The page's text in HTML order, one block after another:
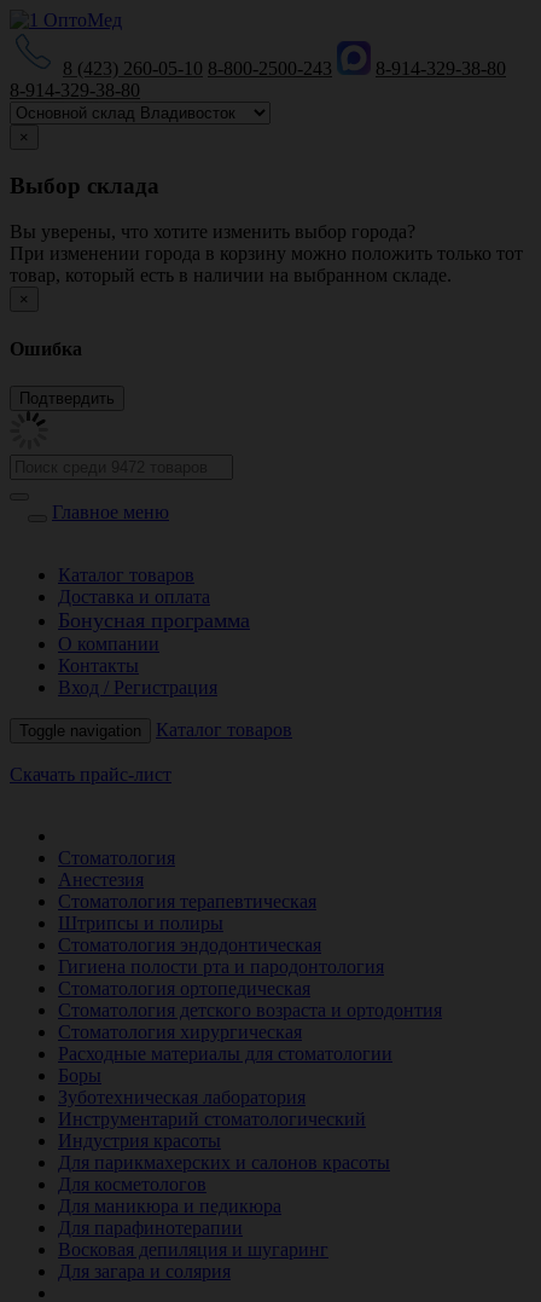
8 (423) 260-05-10 8-800-2500-243
8-914-329-38-80
8-914-329-38-80
×
Выбор склада
Вы уверены, что хотите изменить выбор города?
При изменении города в корзину можно положить только тот
товар, который есть в наличии на выбранном складе.
×
Ошибка
Главное меню
Каталог товаров
Доставка и оплата
Бонусная программа
О компании
Контакты
Вход / Регистрация
Toggle navigation Каталог товаров
Скачать прайс-лист
Стоматология
Анестезия
Стоматология терапевтическая
Штрипсы и полиры
Стоматология эндодонтическая
Гигиена полости рта и пародонтология
Стоматология ортопедическая
Стоматология детского возраста и ортодонтия
Стоматология хирургическая
Расходные материалы для стоматологии
Боры
Зуботехническая лаборатория
Инструментарий стоматологический
Индустрия красоты
Для парикмахерских и салонов красоты
Для косметологов
Для маникюра и педикюра
Для парафинотерапии
Восковая депиляция и шугаринг
Для загара и солярия